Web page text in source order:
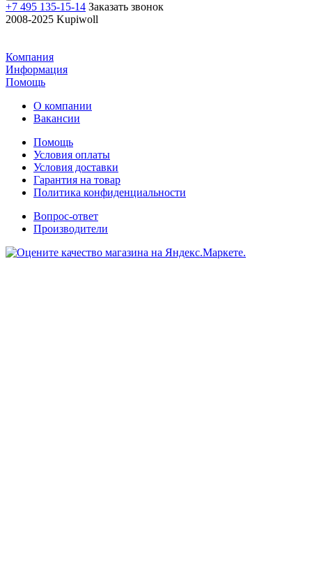
+7 495 135-15-14 Заказать звонок
2008-2025 Kupiwoll
Компания
Информация
Помощь
О компании
Вакансии
Помощь
Условия оплаты
Условия доставки
Гарантия на товар
Политика конфиденциальности
Вопрос-ответ
Производители